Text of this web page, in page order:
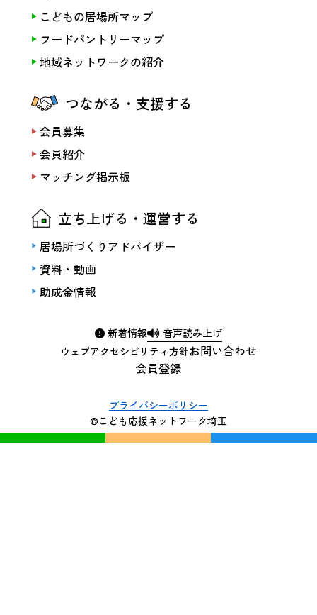
新着情報 音声読み上げ
会員登録
お問い合わせ
ウェブアクセシビリティ方針
こどもの居場所マップ
フードパントリーマップ
地域ネットワークの紹介
つながる・支援する
会員募集
会員紹介
マッチング掲示板
立ち上げる・運営する
居場所づくりアドバイザー
資料・動画
助成金情報
プライバシーポリシー
©こども応援ネットワーク埼玉